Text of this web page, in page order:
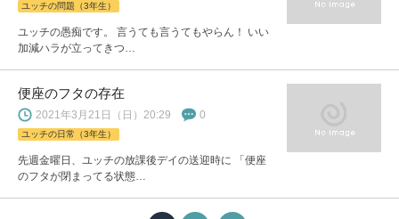
ユッチの問題（3年生）
ユッチの愚痴です。 言うても言うてもやらん！ いい
加減ハラが立ってきつ…
便座のフタの存在
2021年3月21日（日）20:29 0
ユッチの日常（3年生）
先週金曜日、ユッチの放課後デイの送迎時に 「便座
のフタが閉まってる状態…